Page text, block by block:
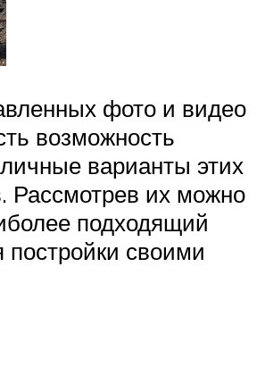
фото и видео
возможность
варианты этих
Рассмотрев их можно
подходящий
постройки своими